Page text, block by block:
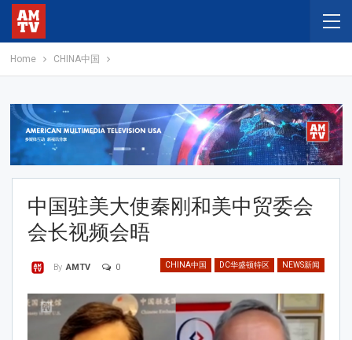
Home CHINA中国
中国驻美大使秦刚和美中贸委会
会长视频会晤
CHINA中国 DC华盛顿特区 NEWS新闻
By AMTV 0